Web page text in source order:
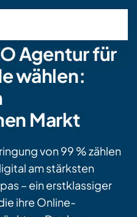
Agentur für
wählen:
Markt
von 99 % zählen
am stärksten
– ein erstklassiger
ihre Online-